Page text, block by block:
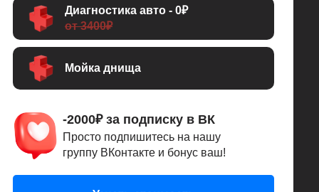
-2000₽ за подписку в ВК
Просто подпишитесь на нашу
группу ВКонтакте и бонус ваш!
Мойка днища
Диагностика авто - 0₽
от 3400₽